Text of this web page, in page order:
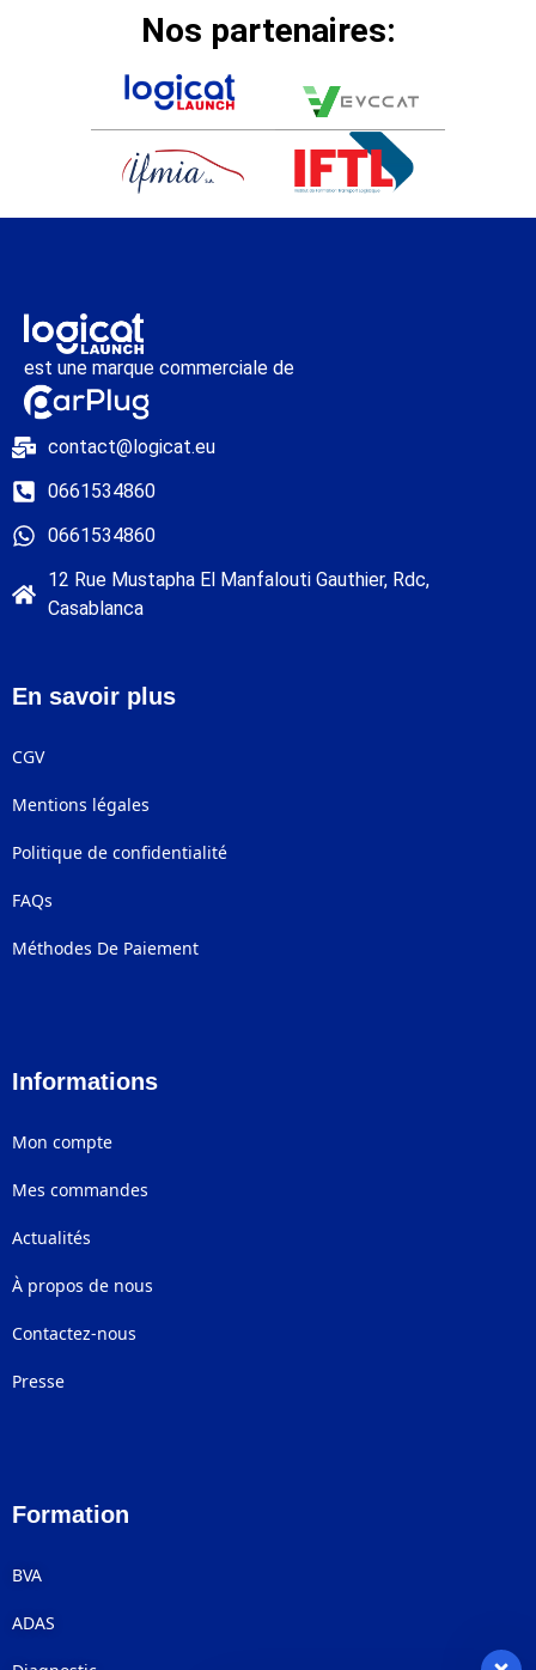
Nos partenaires:
est une marque commerciale de
contact@logicat.eu
0661534860
0661534860
12 Rue Mustapha El Manfalouti Gauthier, Rdc,
Casablanca
En savoir plus
CGV
Mentions légales
Politique de confidentialité
FAQs
Méthodes De Paiement
Informations
Mon compte
Mes commandes
Actualités
À propos de nous
Contactez-nous
Presse
Formation
BVA
ADAS